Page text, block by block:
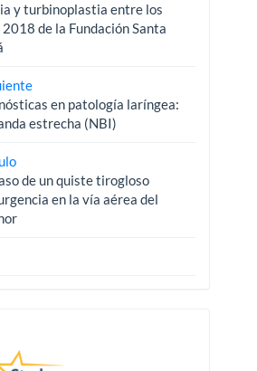
y turbinoplastia entre los
de la Fundación Santa
en patología laríngea:
estrecha (NBI)
de un quiste tirogloso
en la vía aérea del